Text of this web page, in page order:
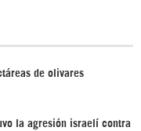
de olivares
la agresión israelí contra